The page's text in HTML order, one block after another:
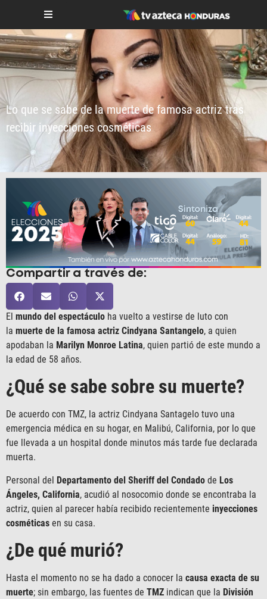
Lo que se sabe de la muerte de famosa actriz tras
recibir inyecciones cosméticas
Compartir a través de:
El mundo del espectáculo ha vuelto a vestirse de luto con
la muerte de la famosa actriz Cindyana Santangelo, a quien
apodaban la Marilyn Monroe Latina, quien partió de este mundo a
la edad de 58 años.
¿Qué se sabe sobre su muerte?
De acuerdo con TMZ, la actriz Cindyana Santagelo tuvo una
emergencia médica en su hogar, en Malibú, California, por lo que
fue llevada a un hospital donde minutos más tarde fue declarada
muerta.
Personal del Departamento del Sheriff del Condado de Los
Ángeles, California, acudió al nosocomio donde se encontraba la
actriz, quien al parecer había recibido recientemente inyecciones
cosméticas en su casa.
¿De qué murió?
Hasta el momento no se ha dado a conocer la causa exacta de su
muerte; sin embargo, las fuentes de TMZ indican que la División